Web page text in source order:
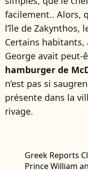
facilement.. Alors,
l’île de Zakynthos,
Certains
George avait
hamburger de
n’est pas si
présente dans la
rivage.
Greek Reports
Prince William